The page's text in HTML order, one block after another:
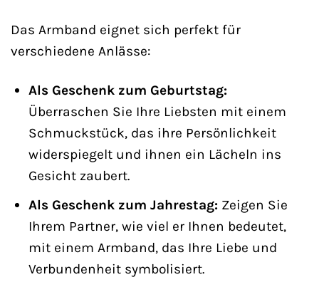
Das Armband eignet sich perfekt für
verschiedene Anlässe:
Als Geschenk zum Geburtstag:
Überraschen Sie Ihre Liebsten mit einem
Schmuckstück, das ihre Persönlichkeit
widerspiegelt und ihnen ein Lächeln ins
Gesicht zaubert.
Als Geschenk zum Jahrestag:Zeigen Sie
Ihrem Partner, wie viel er Ihnen bedeutet,
mit einem Armband, das Ihre Liebe und
Verbundenheit symbolisiert.